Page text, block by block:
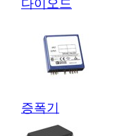
다이오드
증폭기